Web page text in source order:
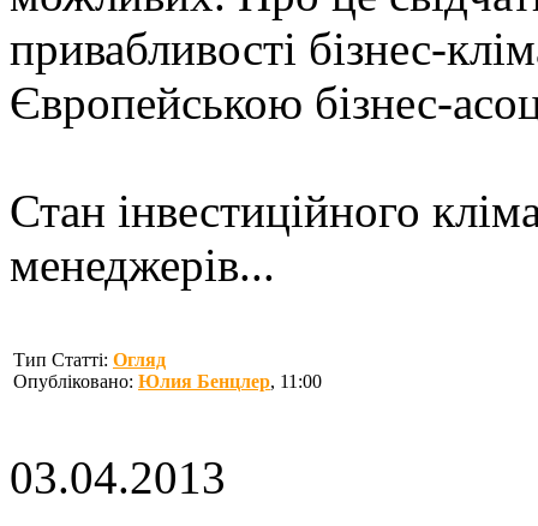
привабливості бізнес-
Європейською бізнес-
Стан інвестиційного
менеджерів...
Тип Статті: Огляд
Опубліковано: Юлия Бенцлер, 11:00
03.04.2013